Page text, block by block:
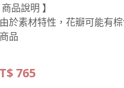
商品說明 】
由於素材特性，花瓣可能有
品
765